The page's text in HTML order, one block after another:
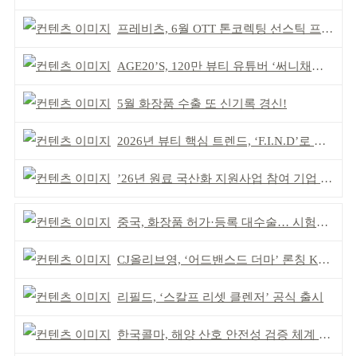
프레비츠, 6월 OTT 톤코렉팅 선스틱 프로모션
AGE20’S, 120만 뷰티 유튜버 ‘써니채널’ 공동개발
5월 화장품 수출 또 신기록 경신!
2026년 뷰티 핵심 트렌드, ‘F.I.N.D’로 읽는다
’26년 원료 국산화 지원사업 참여 기업 추가 모집
중국, 화장품 허가·등록 대수술… 시험자료 공용 허용
CJ올리브영, ‘어드밴스드 더마’ 론칭 K더마 육성 박차
리필드, ‘스칼프 리셋 클렌저’ 공식 출시
한국콜마, 해양 산호 안전성 검증 체계 구축